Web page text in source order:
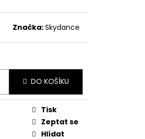
Značka:Skydance
DO KOŠÍKU
Tisk
Zeptat se
Hlídat